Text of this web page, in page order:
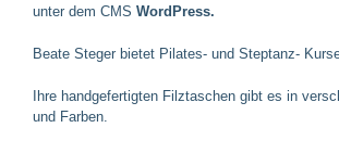
unter dem CMS WordPress.
Beate Steger bietet Pilates- und Steptanz-
Ihre handgefertigten Filztaschen gibt es in
und Farben.